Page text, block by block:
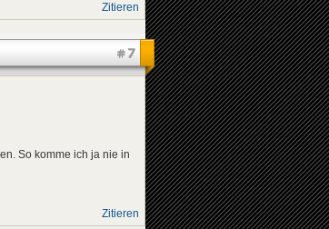
Zitieren
#7
So komme ich ja nie in
Zitieren